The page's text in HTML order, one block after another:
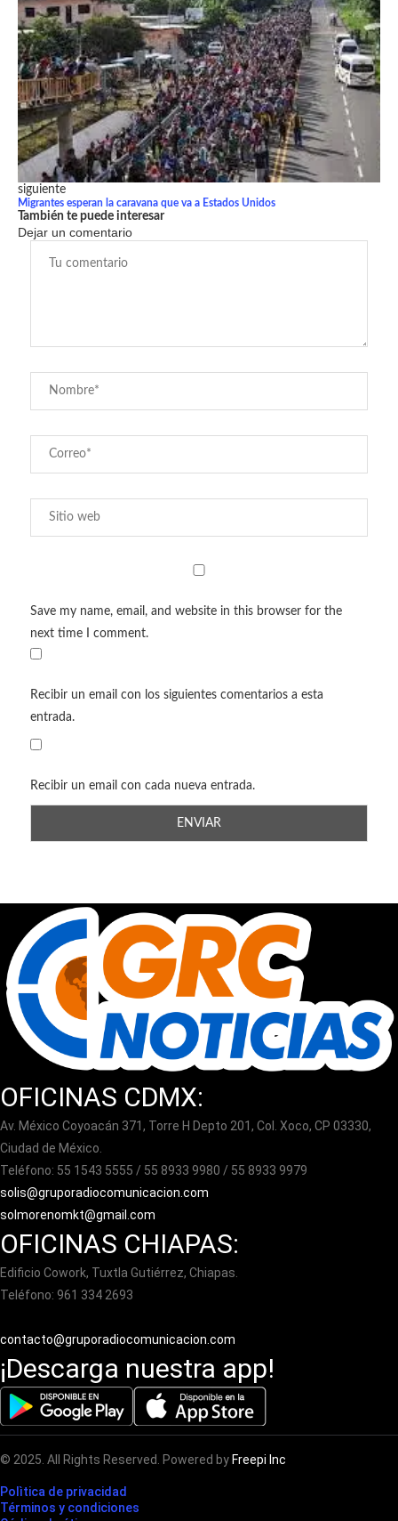
siguiente
Migrantes esperan la caravana que va a Estados Unidos
También te puede interesar
Dejar un comentario
Save my name, email, and website in this browser for the
next time I comment.
Recibir un email con los siguientes comentarios a esta
entrada.
Recibir un email con cada nueva entrada.
OFICINAS CDMX:
Av. México Coyoacán 371, Torre H Depto 201, Col. Xoco, CP 03330,
Ciudad de México.
Teléfono: 55 1543 5555 / 55 8933 9980 / 55 8933 9979
solis@gruporadiocomunicacion.com
solmorenomkt@gmail.com
OFICINAS CHIAPAS:
Edificio Cowork, Tuxtla Gutiérrez, Chiapas.
Teléfono: 961 334 2693
contacto@gruporadiocomunicacion.com
¡Descarga nuestra app!
© 2025. All Rights Reserved. Powered by Freepi Inc
Polìtica de privacidad
Términos y condiciones